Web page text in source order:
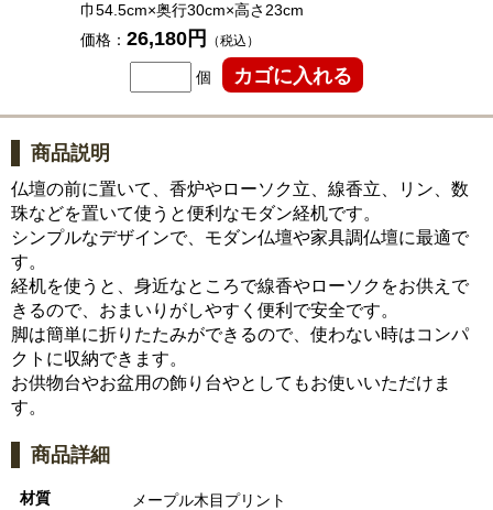
巾54.5cm×奥行30cm×高さ23cm
価格： 26,180円 （税込）
個
商品説明
仏壇の前に置いて、香炉やローソク立、線香立、リン、数
珠などを置いて使うと便利なモダン経机です。
シンプルなデザインで、モダン仏壇や家具調仏壇に最適で
す。
経机を使うと、身近なところで線香やローソクをお供えで
きるので、おまいりがしやすく便利で安全です。
脚は簡単に折りたたみができるので、使わない時はコンパ
クトに収納できます。
お供物台やお盆用の飾り台やとしてもお使いいただけま
す。
商品詳細
材質 メープル木目プリント